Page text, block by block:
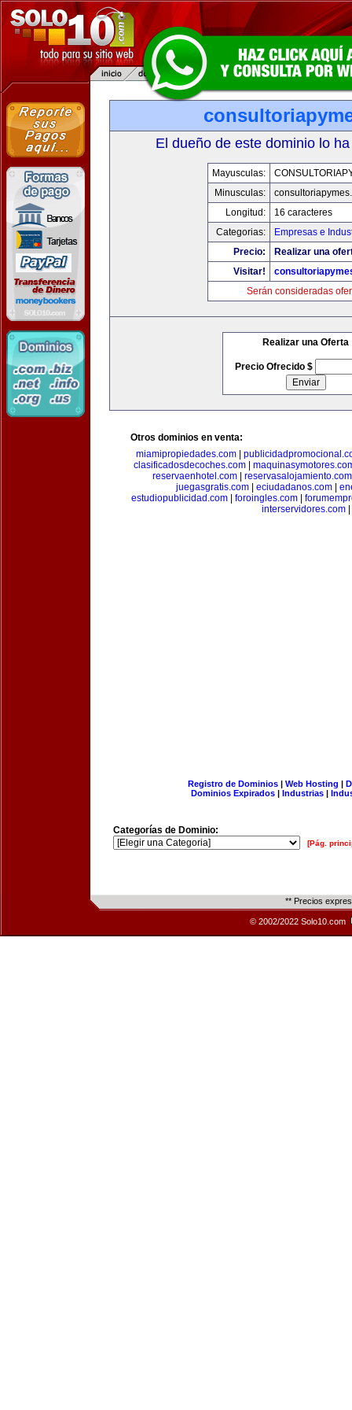
El dueño de este dominio lo
Mayusculas:
Minusculas:
Longitud:
16 caracteres
Categorias:
Empresas e
Precio:
Realizar una
Visitar!
Serán consideradas
Realizar una Oferta
Precio Ofrecido $
Otros dominios en venta:
miamipropiedades.com
clasificadosdecoches.com
reservaenhotel.com| reservasalojamiento.com
juegasgratis.com
eciudadanos.com
estudiopublicidad.com| foroingles.com|
interservidores.com|
Registro de Dominios| Web Hosting |
Dominios Expirados | Industrias |
Categorías de Dominio:
[Pág.
** Precios
© 2002/2022 Solo10.com